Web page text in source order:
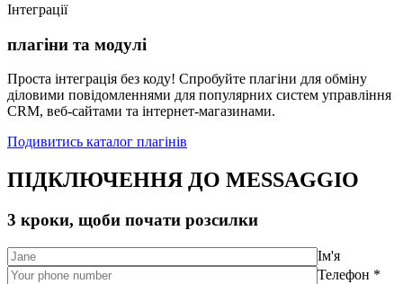
Інтеграції
плагіни та модулі
Проста інтеграція без коду! Спробуйте плагіни для обміну
діловими повідомленнями для популярних систем управління
CRM, веб-сайтами та інтернет-магазинами.
Подивитись каталог плагінів
ПІДКЛЮЧЕННЯ ДО MESSAGGIO
3 кроки, щоби почати розсилки
Ім'я
Телефон *